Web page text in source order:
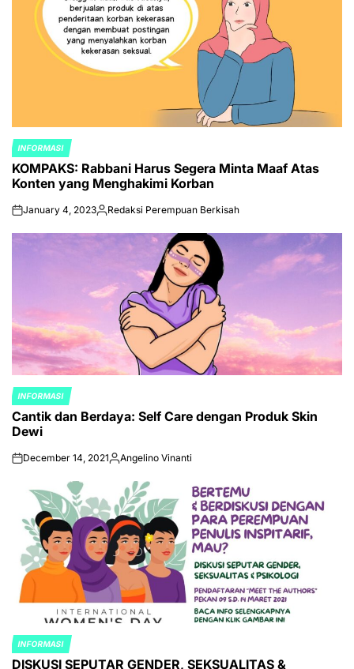
POSTED
IN
INFORMASI
KOMPAKS: Rabbani Harus Segera Minta Maaf Atas
Konten yang Menghakimi Korban
onJanuary 4, 2023Posted
Redaksi Perempuan Berkisah
POSTED
IN
INFORMASI
Cantik dan Berdaya: Self Care dengan Produk Skin
Dewi
onDecember 14, 2021Posted
Angelino Vinanti
POSTED
IN
INFORMASI
DISKUSI SEPUTAR GENDER, SEKSUALITAS &